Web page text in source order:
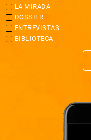
LA MIRADA
DOSSIER
ENTREVISTAS
BIBLIOTECA